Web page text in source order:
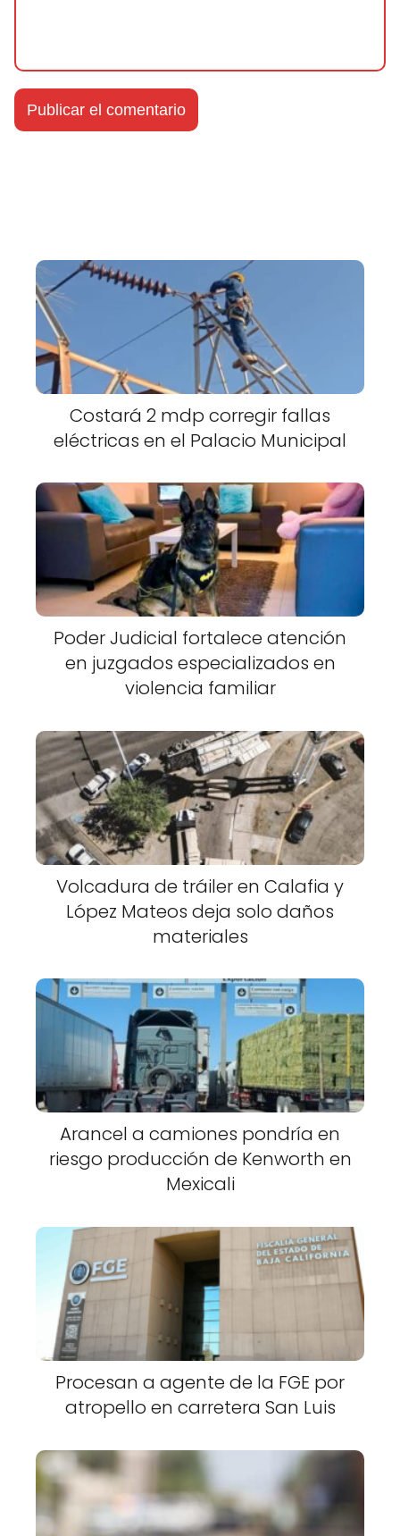
Costará 2 mdp corregir fallas
eléctricas en el Palacio Municipal
Poder Judicial fortalece atención
en juzgados especializados en
violencia familiar
Volcadura de tráiler en Calafia y
López Mateos deja solo daños
materiales
Arancel a camiones pondría en
riesgo producción de Kenworth en
Mexicali
Procesan a agente de la FGE por
atropello en carretera San Luis